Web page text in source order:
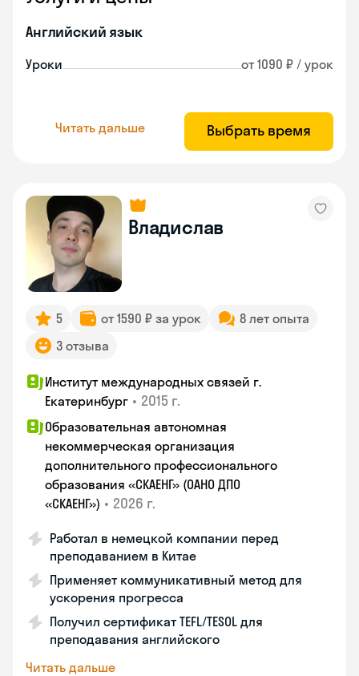
Английский язык
Уроки от 1090 ₽ / урок
Читать дальше Выбрать время
Владислав
5 от 1590 ₽ за урок
8 лет опыта
3 отзыва
Институт международных связей г.
Екатеринбург • 2015 г.
Образовательная автономная
некоммерческая организация
дополнительного профессионального
образования «СКАЕНГ» (ОАНО ДПО
«СКАЕНГ») • 2026 г.
Работал в немецкой компании перед
преподаванием в Китае
Применяет коммуникативный метод для
ускорения прогресса
Получил сертификат TEFL/TESOL для
преподавания английского
Читать дальше